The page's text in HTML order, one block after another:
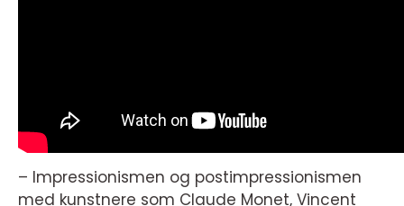
– Impressionismen og postimpressionismen
med kunstnere som Claude Monet, Vincent